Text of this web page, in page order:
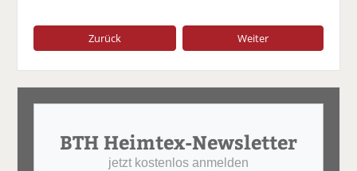
Zurück Weiter
BTH Heimtex-Newsletter
jetzt kostenlos anmelden